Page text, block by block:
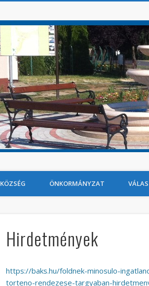
KÖZSÉG ÖNKORMÁNYZAT
Hirdetmények
https://baks.hu/foldnek-minosulo-
torteno-rendezese-targyaban-